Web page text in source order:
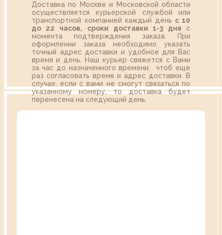
Доставка по Москве и Московской области
осуществляется курьерской службой или
транспортной компанией каждый день с 10
до 22 часов,
сроки доставки 1-3 дня с
момента подтверждения заказа. При
оформлении заказа необходимо указать
точный адрес доставки и удобное для Вас
время и день. Наш курьер свяжется с Вами
за час до назначенного времени, чтоб еще
раз согласовать время и адрес доставки. В
случае, если с вами не смогут связаться по
указанному номеру, то доставка будет
перенесена на следующий день.